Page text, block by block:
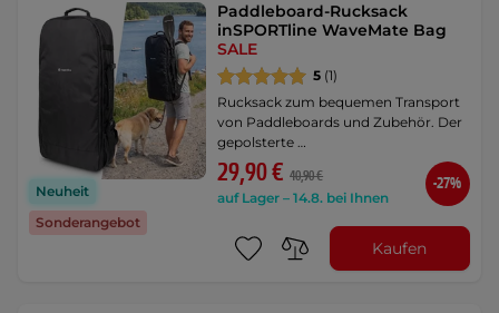
Neuheit
Sonderangebot
Paddleboard-Rucksack
inSPORTline WaveMate Bag
SALE
5 (1)
Rucksack zum bequemen Transport
von Paddleboards und Zubehör. Der
gepolsterte …
29,90 € 40,90 €
auf Lager – 14.8. bei Ihnen
-27%
Kaufen